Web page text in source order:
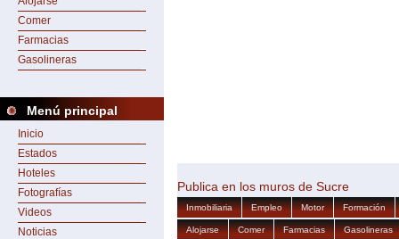
Comer
Farmacias
Gasolineras
Menú principal
Inicio
Estados
Hoteles
Fotografías
Videos
Noticias
Publica en los muros de Sucre
Inmobiliaria Empleo Motor Formación
Alojarse Comer Farmacias Gasolineras